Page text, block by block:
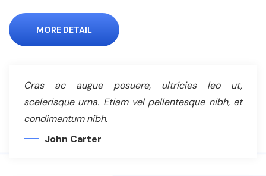
MORE DETAIL
Cras ac augue posuere, ultricies leo ut,
scelerisque urna. Etiam vel pellentesque nibh, et
condimentum nibh.
John Carter